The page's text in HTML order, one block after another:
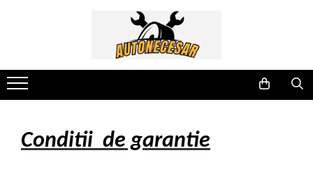
Aparate de Masura si Control
Cabluri electrice si Conectori
Girofar
Accesorii atelier
Amestecatoare Electrice
Aspiratoare
Lampa led Numar
Lumini de Zi
Suport Numar Inmatriculare
Accesorii Remorci
Banda reflectorizanta
Cheder auto etansare
Aparate de stropit
Aparate de tuns
Blocatori de parcare
Accesorii Diverse
Chinga Remorcare Auto
Scule Auto
Camping
Echipament sportiv
Conditii de garantie